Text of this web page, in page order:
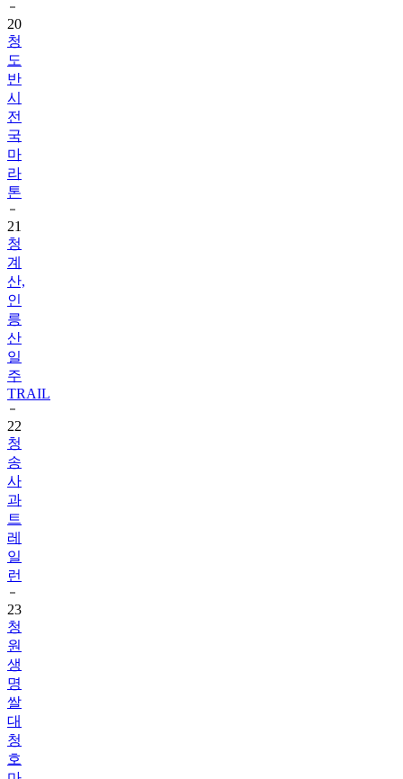
20
청
도
반
시
전
국
마
라
톤
21
청
계
산,
인
릉
산
일
주
TRAIL
22
청
송
사
과
트
레
일
런
23
청
원
생
명
쌀
대
청
호